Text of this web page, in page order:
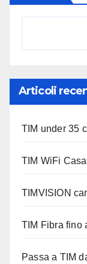
Articoli
TIM under 35
TIM WiFi
TIMVISION
TIM Fibra fino
Passa a TIM